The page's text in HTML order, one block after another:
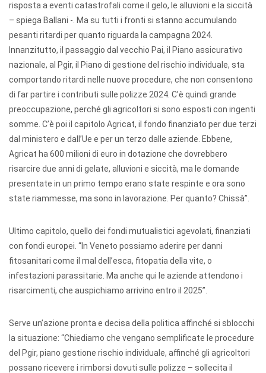
risposta a eventi catastrofali come il gelo, le alluvioni e la siccità
– spiega Ballani -. Ma su tutti i fronti si stanno accumulando
pesanti ritardi per quanto riguarda la campagna 2024.
Innanzitutto, il passaggio dal vecchio Pai, il Piano assicurativo
nazionale, al Pgir, il Piano di gestione del rischio individuale, sta
comportando ritardi nelle nuove procedure, che non consentono
di far partire i contributi sulle polizze 2024. C’è quindi grande
preoccupazione, perché gli agricoltori si sono esposti con ingenti
somme. C’è poi il capitolo Agricat, il fondo finanziato per due terzi
dal ministero e dall’Ue e per un terzo dalle aziende. Ebbene,
Agricat ha 600 milioni di euro in dotazione che dovrebbero
risarcire due anni di gelate, alluvioni e siccità, ma le domande
presentate in un primo tempo erano state respinte e ora sono
state riammesse, ma sono in lavorazione. Per quanto? Chissà”.
Ultimo capitolo, quello dei fondi mutualistici agevolati, finanziati
con fondi europei. “In Veneto possiamo aderire per danni
fitosanitari come il mal dell’esca, fitopatia della vite, o
infestazioni parassitarie. Ma anche qui le aziende attendono i
risarcimenti, che auspichiamo arrivino entro il 2025”.
Serve un’azione pronta e decisa della politica affinché si sblocchi
la situazione: “Chiediamo che vengano semplificate le procedure
del Pgir, piano gestione rischio individuale, affinché gli agricoltori
possano ricevere i rimborsi dovuti sulle polizze – sollecita il